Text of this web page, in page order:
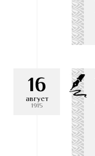
16
август
1915